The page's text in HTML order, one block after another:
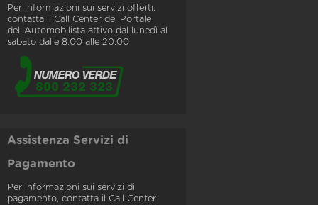
Per informazioni sui servizi offerti,
contatta il Call Center del Portale
dell'Automobilista attivo dal lunedì al
sabato dalle 8.00 alle 20.00
Assistenza Servizi di
Pagamento
Per informazioni sui servizi di
pagamento, contatta il Call Center